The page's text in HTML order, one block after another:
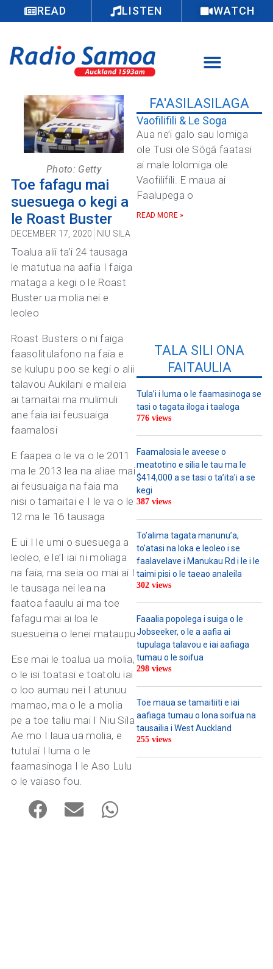
READ LISTEN WATCH
Photo: Getty
Toe fafagu mai
suesuega o kegi a
le Roast Buster
DECEMBER 17, 2020 NIU SILA
Toalua alii ta’i 24 tausaga
le matutua na aafia I faiga
mataga a kegi o le Roast
Buster ua molia nei e
leoleo
Roast Busters o ni faiga
faasolitulafono na faia e
se kulupu poo se kegi o alii
talavou Aukilani e maileia
ai tamaitai ma mulimuli
ane faia iai feusuaiga
faamalosi
E faapea o le va o le 2011
ma le 2013 lea na aliae mai
ai feusuaiga na faia ma
nisi o tamaitai e I le va o le
12 ma le 16 tausaga
E ui I le umi o suesuega a
leoleo, e le’I iai ni moliaga
na faia, ma seia oo mai ai I
le tausaga nei lea na
faatoa faaulu ai ma toe
fafagu mai ai loa le
suesueina o lenei mataupu
Ese mai le toalua ua molia,
o le isi toatasi e toatolu iai
o loo aumau nei I atunuu
mamao, ma o le a molia
pe a toe taliu mai I Niu Sila
Ae mo I laua ua molia, e
tutulai I luma o le
faamasinoga I le Aso Lulu
o le vaiaso fou.
FA'ASILASILAGA
Vaofilifili & Le Soga
Aua ne’i galo sau lomiga
ole Tusi ole Sōgā faatasi
ai male lolomiga ole
Vaofilifili. E maua ai
Faalupega o
READ MORE »
TALA SILI ONA
FAITAULIA
Tula’i i luma o le faamasinoga se
tasi o tagata iloga i taaloga
776 views
Faamalosia le aveese o
meatotino e silia le tau ma le
$414,000 a se tasi o ta’ita’i a se
kegi
387 views
To’alima tagata manunu’a,
to’atasi na loka e leoleo i se
faalavelave i Manukau Rd i le i le
taimi pisi o le taeao analeila
302 views
Faaalia popolega i suiga o le
Jobseeker, o le a aafia ai
tupulaga talavou e iai aafiaga
tumau o le soifua
298 views
Toe maua se tamaitiiti e iai
aafiaga tumau o lona soifua na
tausailia i West Auckland
255 views